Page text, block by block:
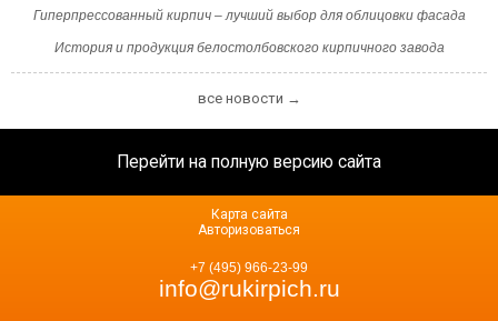
Гиперпрессованный кирпич – лучший выбор для облицовки фасада
История и продукция белостолбовского кирпичного завода
все новости →
Перейти на полную версию сайта
+7 (495) 966-23-99
info@rukirpich.ru
Карта сайта
Авторизоваться